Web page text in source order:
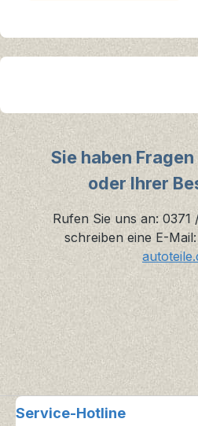
Sie haben
oder Ihrer
Rufen Sie uns an:
schreiben eine E-Mail:
Service-Hotline